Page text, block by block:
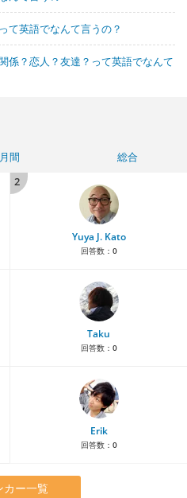
て英語でなんて言うの？
係？恋人？友達？って英語でなんて
月間
総合
2
Yuya J. Kato
回答数： 0
Taku
回答数： 0
Erik
回答数： 0
カー一覧